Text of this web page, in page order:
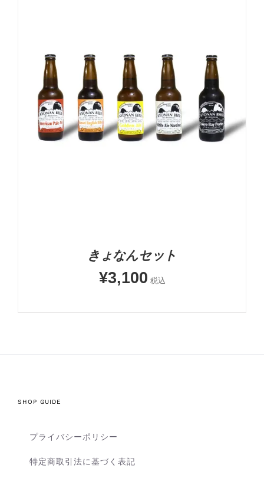
-
お買い物カゴに追加
詳細
きょなんセット
¥3,100 税込
SHOP GUIDE
プライバシーポリシー
特定商取引法に基づく表記